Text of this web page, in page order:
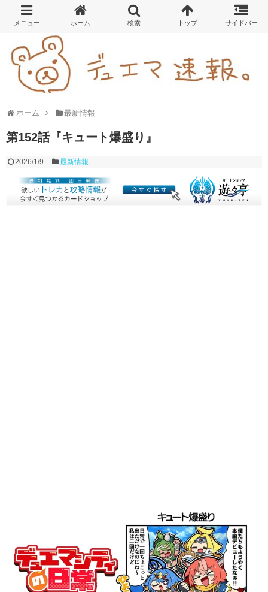
ホーム 最新情報
第152話『キュート爆盛り』
2026/1/9 最新情報